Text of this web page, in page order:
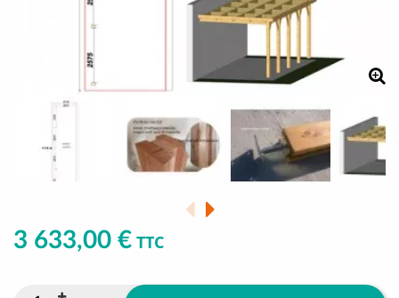
3 633,00 € TTC